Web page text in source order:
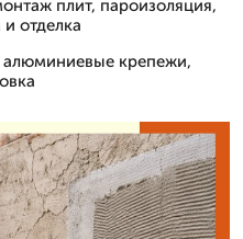
плит, пароизоляция,
отделка
крепежи,